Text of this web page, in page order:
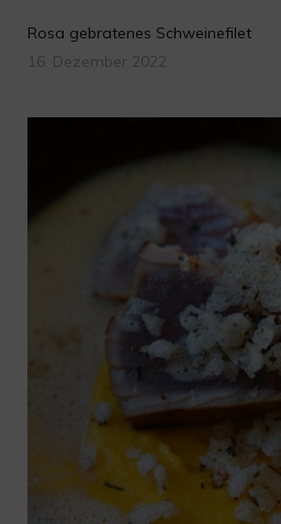
Rosa gebratenes Schweinefilet
16. Dezember 2022